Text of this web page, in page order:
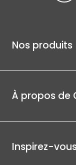
Nos produits
À propos de
Inspirez-